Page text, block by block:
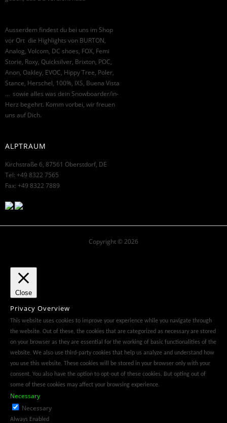
Ausserdem findest du bei uns im Shop
vor Ort die Highlights von BURTON,
Analog, Volcom, DC shoes, FOX, Femi
Storie, Roxy, Quicksilver, Brixton, POC,
Anon, Oakley, EVOC, Hippy Tree, Poler,
Stance, Herschel, 100%, IXS, Buena Vista
… sowie alles was dein Snowboarder/in-
Herz begehrt. Komm vorbei, wir freuen
uns auf Dich.
ALPTRAUM
Kirchstraße 6, 87561 Oberstdorf, DE
Tel: +49 8322 7565
Fax: +49 8322 7889
Copyright © 2026
Close
Privacy Overview
This website uses cookies to improve your experience while you navigate through
the website. Out of these, the cookies that are categorized as necessary are stored
on your browser as they are essential for the working of basic functionalities of the
website. We also use third-party cookies that help us analyze and understand how
you use this website. These cookies will be stored in your browser only with your
consent. You also have the option to opt-out of these cookies. But opting out of
some of these cookies may affect your browsing experience.
Necessary
Necessary
Always Enabled